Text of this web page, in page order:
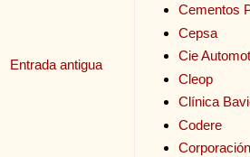
Entrada antigua
Cementos
Cepsa
Cie
Cleop
Clínica
Codere